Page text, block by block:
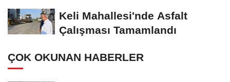
Keli Mahallesi'nde Asfalt
Çalışması Tamamlandı
ÇOK OKUNAN HABERLER